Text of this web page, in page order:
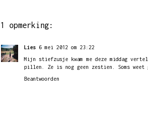
1 opmerking:
Lies 6 mei 2012 om 23:22
Mijn stiefzusje kwam me deze middag
pillen. Ze is nog geen zestien. Soms weet
Beantwoorden